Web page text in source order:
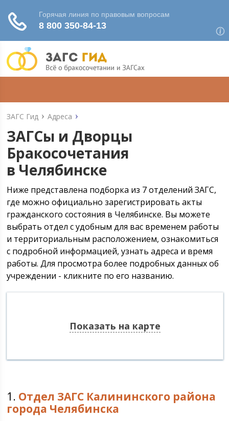
ЗАГС Гид Адреса
ЗАГСы и Дворцы
Бракосочетания
в Челябинске
Ниже представлена подборка из 7 отделений ЗАГС,
где можно официально зарегистрировать акты
гражданского состояния в Челябинске. Вы можете
выбрать отдел с удобным для вас временем работы
и территориальным расположением, ознакомиться
с подробной информацией, узнать адреса и время
работы. Для просмотра более подробных данных об
учреждении - кликните по его названию.
Показать на карте
1. Отдел ЗАГС Калининского района
города Челябинска